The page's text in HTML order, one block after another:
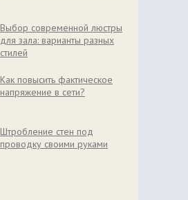
Выбор современной люстры
для зала: варианты разных
стилей
Как повысить фактическое
напряжение в сети?
Штробление стен под
проводку своими руками